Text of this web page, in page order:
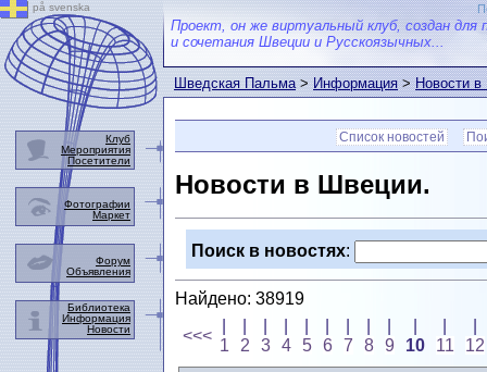
Проект, он же виртуальный клуб, создан для
и сочетания Швеции и Русскоязычных...
Шведская Пальма>Информация>Новости
Список новостей
Новости в Швеции.
Поиск в новостях:
Найдено: 38919
<<<
1
2
3 4
5 6 7
8 9
10
11
12
på svenska
Клуб
Мероприятия
Посетители
Фотографии
Маркет
Форум
Объявления
Библиотека
Информация
Новости